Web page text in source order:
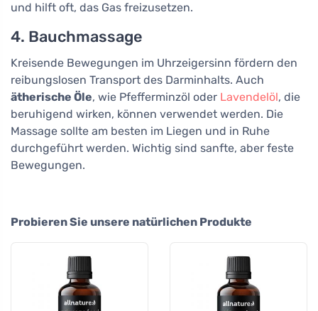
und hilft oft, das Gas freizusetzen.
4. Bauchmassage
Kreisende Bewegungen im Uhrzeigersinn fördern den
reibungslosen Transport des Darminhalts. Auch
ätherische Öle, wie Pfefferminzöl oder Lavendelöl, die
beruhigend wirken, können verwendet werden. Die
Massage sollte am besten im Liegen und in Ruhe
durchgeführt werden. Wichtig sind sanfte, aber feste
Bewegungen.
Probieren Sie unsere natürlichen Produkte